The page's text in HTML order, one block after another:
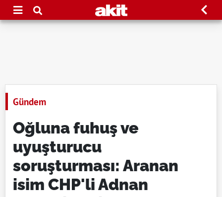
Gündem
Oğluna fuhuş ve
uyuşturucu
soruşturması: Aranan
isim CHP'li Adnan